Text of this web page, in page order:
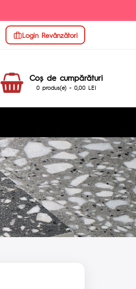
Login Revânzători
Coş de cumpărături
0 produs(e) - 0,00 LEI